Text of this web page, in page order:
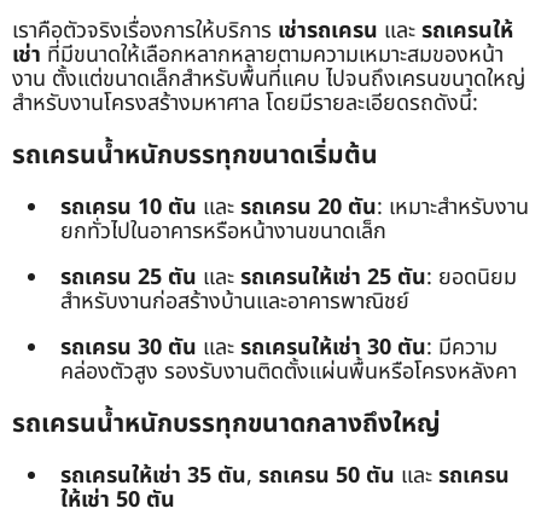
เราคือตัวจริงเรื่องการให้บริการ เช่ารถเครน และรถเครนให้
เช่า ที่มีขนาดให้เลือกหลากหลายตามความเหมาะสมของหน้า
งาน ตั้งแต่ขนาดเล็กสำหรับพื้นที่แคบ ไปจนถึงเครนขนาดใหญ่
สำหรับงานโครงสร้างมหาศาล โดยมีรายละเอียดรถดังนี้:
รถเครนน้ำหนักบรรทุกขนาดเริ่มต้น
รถเครน 10 ตัน และรถเครน 20 ตัน: เหมาะสำหรับงาน
ยกทั่วไปในอาคารหรือหน้างานขนาดเล็ก
รถเครน 25 ตัน และรถเครนให้เช่า 25 ตัน: ยอดนิยม
สำหรับงานก่อสร้างบ้านและอาคารพาณิชย์
รถเครน 30 ตัน และรถเครนให้เช่า 30 ตัน: มีความ
คล่องตัวสูง รองรับงานติดตั้งแผ่นพื้นหรือโครงหลังคา
รถเครนน้ำหนักบรรทุกขนาดกลางถึงใหญ่
รถเครนให้เช่า 35 ตัน, รถเครน 50 ตัน และรถเครน
ให้เช่า 50 ตัน